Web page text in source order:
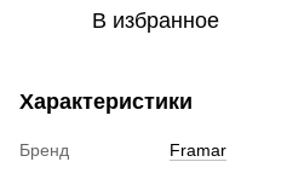
В избранное
Характеристики
Бренд Framar